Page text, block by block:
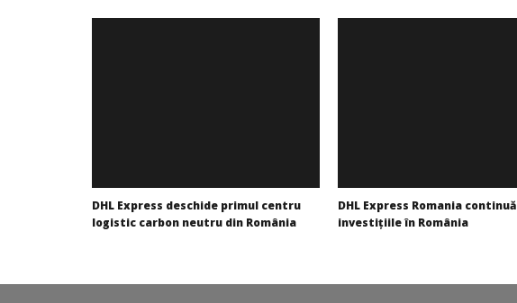
DHL Express deschide primul centru
logistic carbon neutru din România
DHL Express Romania continuă
investițiile în România